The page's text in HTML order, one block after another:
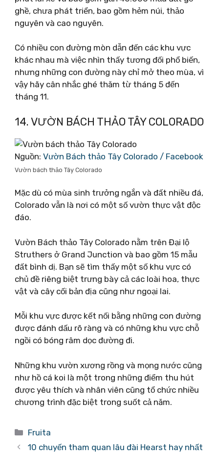
ghề, chưa phát triển, bao gồm hẻm núi, thảo
nguyên và cao nguyên.
Có nhiều con đường mòn dẫn đến các khu vực
khác nhau mà việc nhìn thấy tương đối phổ biến,
nhưng những con đường này chỉ mở theo mùa, vì
vậy hãy cân nhắc ghé thăm từ tháng 5 đến
tháng 11.
14. VƯỜN BÁCH THẢO TÂY COLORADO
Nguồn: Vườn Bách thảo Tây Colorado / Facebook
Vườn bách thảo Tây Colorado
Mặc dù có mùa sinh trưởng ngắn và đất nhiều đá,
Colorado vẫn là nơi có một số vườn thực vật độc
đáo.
Vườn Bách thảo Tây Colorado nằm trên Đại lộ
Struthers ở Grand Junction và bao gồm 15 mẫu
đất bình dị. Bạn sẽ tìm thấy một số khu vực có
chủ đề riêng biệt trưng bày cả các loài hoa, thực
vật và cây cối bản địa cũng như ngoại lai.
Mỗi khu vực được kết nối bằng những con đường
được đánh dấu rõ ràng và có những khu vực chỗ
ngồi có bóng râm dọc đường đi.
Những khu vườn xương rồng và mọng nước cũng
như hồ cá koi là một trong những điểm thu hút
được yêu thích và nhân viên cũng tổ chức nhiều
chương trình đặc biệt trong suốt cả năm.
Danh
mục
Fruita
10 chuyến tham quan lâu đài Hearst hay nhất